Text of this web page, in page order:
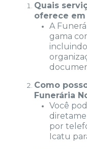
Quais
oferece em
A
gama
Como
Funerária
Você
por
Icatu